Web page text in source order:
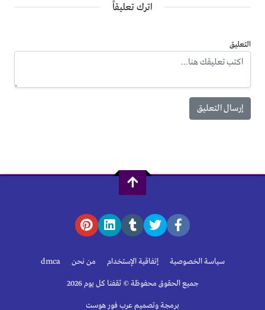
اترك تعليقاً
التعليق
سياسة الخصوصية إتفاقية الإستخدام من نحن dmca
جميع الحقوق محفوظة © ثقفنا كل يوم 2026
برمجة وتصميم عرب فور هوست